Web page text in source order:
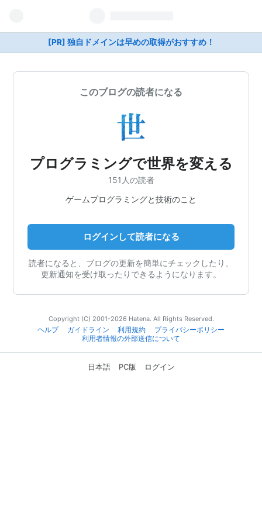
[PR] 独自ドメインは早めの取得がおすすめ！
このブログの読者になる
プログラミングで世界を変える
151人の読者
ゲームプログラミングと技術のこと
ログインして読者になる
読者になると、ブログの更新を簡単にチェックしたり、
更新通知を受け取ったりできるようになります。
Copyright (C) 2001-2026 Hatena. All Rights Reserved.
ヘルプ
ガイドライン 利用規約
プライバシーポリシー
利用者情報の外部送信について
日本語 PC版 ログイン